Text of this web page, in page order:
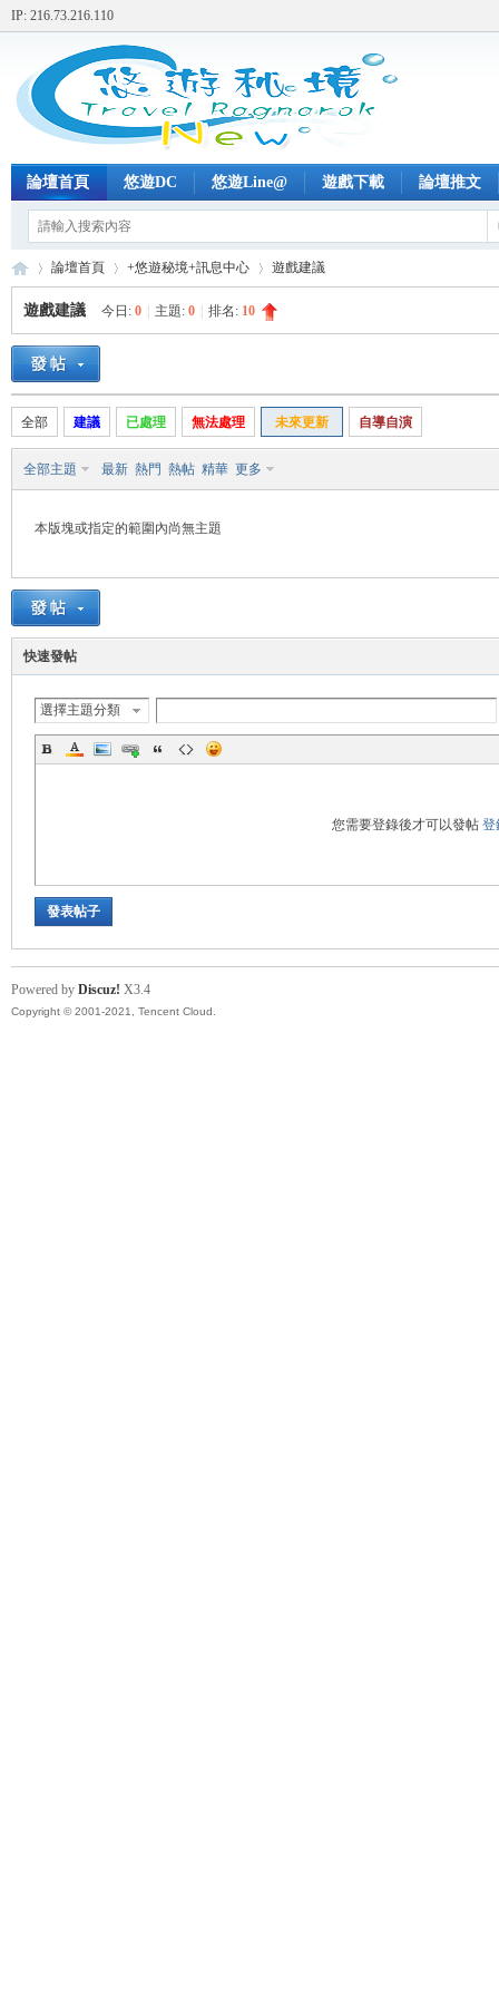
IP: 216.73.216.110
論壇首頁 悠遊DC 悠遊Line@ 遊戲下載 論壇推文
悠
»
論壇首頁 +悠遊秘境+訊息中心 遊戲建議
遊戲建議 今日: 0 主題: 0 排名: 10
全部 建議 已處理 無法處理 未來更新 自導自演
全部主題 最新 熱門 熱帖 精華 更多
本版塊或指定的範圍內尚無主題
快速發帖
選擇主題分類
您需要登錄後才可以發帖 登
發表帖子
Powered by Discuz! X3.4
Copyright © 2001-2021, Tencent Cloud.